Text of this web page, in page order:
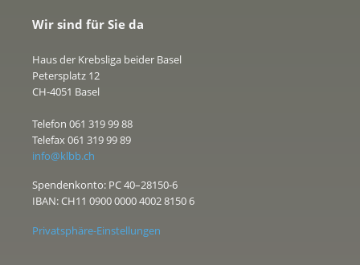
Wir sind für Sie da
Haus der Krebsliga beider Basel
Petersplatz 12
CH-4051 Basel
Telefon 061 319 99 88
Telefax 061 319 99 89
info@klbb.ch
Spendenkonto: PC 40–28150-6
IBAN: CH11 0900 0000 4002 8150 6
Privatsphäre-Einstellungen